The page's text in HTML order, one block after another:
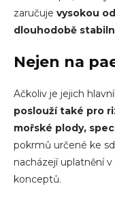
zaručuje vysokou
dlouhodobě
Nejen na
Ačkoliv je jejich
poslouží také pro
mořské plody,
pokrmů určené ke
nacházejí uplatnění
konceptů.